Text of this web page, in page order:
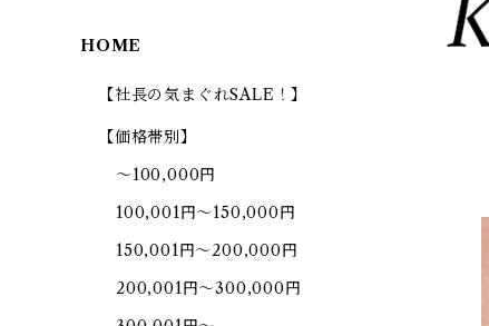
HOME
【社長の気まぐれSALE！】
【価格帯別】
～100,000円
100,001円～150,000円
150,001円～200,000円
200,001円～300,000円